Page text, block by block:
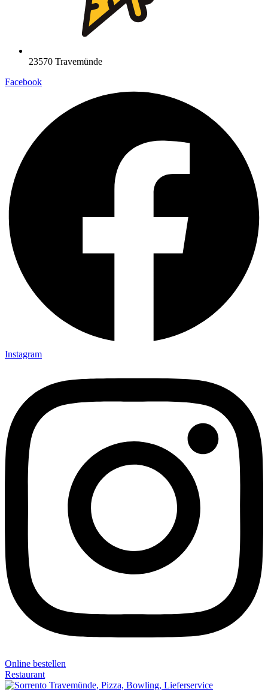
23570 Travemünde
Facebook
Instagram
Online bestellen
Restaurant